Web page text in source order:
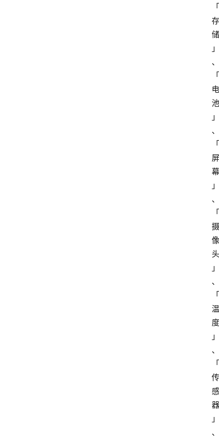
「
存
储
」
、
「
电
池
」
、
「
屏
幕
」
、
「
摄
像
头
」
、
「
温
度
」
、
「
传
感
器
」
、